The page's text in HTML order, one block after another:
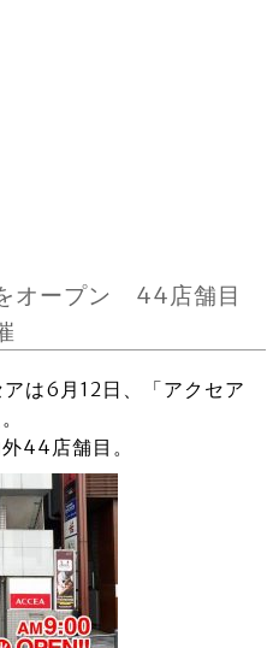
をオープン 44店舗目
は6月12日、「アクセア
44店舗目。